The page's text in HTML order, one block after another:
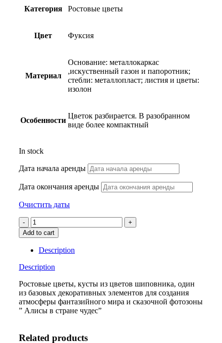
Категория Ростовые цветы
Цвет Фуксия
Материал
Основание: металлокаркас
,искуственный газон и папоротник;
стебли: металлопласт; листия и цветы:
изолон
Особенности
Цветок разбирается. В разобранном
виде более компактный
In stock
Дата начала аренды
Дата окончания аренды
Очистить даты
Куст
цветов
шиповника
quantity
Add to cart
Description
Description
Ростовые цветы, кусты из цветов шиповника, один
из базовых декоративных элементов для создания
атмосферы фантазийного мира и сказочной фотозоны
” Алисы в стране чудес”
Related products